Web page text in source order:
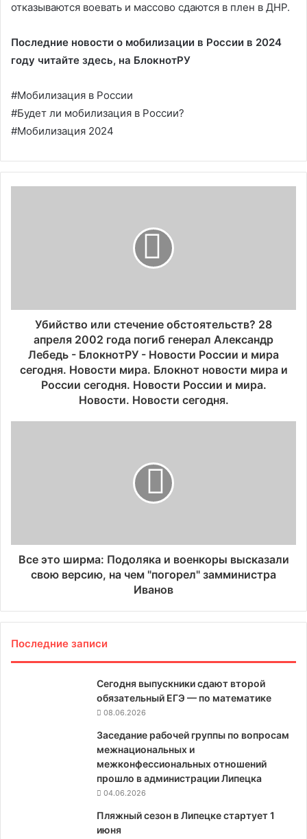
отказываются воевать и массово сдаются в плен в ДНР.
Последние новости о мобилизации в России в 2024
году читайте здесь, на БлокнотРУ
#Мобилизация в России
#Будет ли мобилизация в России?
#Мобилизация 2024
Убийство или стечение обстоятельств? 28
апреля 2002 года погиб генерал Александр
Лебедь - БлокнотРУ - Новости России и мира
сегодня. Новости мира. Блокнот новости мира и
России сегодня. Новости России и мира.
Новости. Новости сегодня.
Все это ширма: Подоляка и военкоры высказали
свою версию, на чем "погорел" замминистра
Иванов
Последние записи
Сегодня выпускники сдают второй
обязательный ЕГЭ — по математике
08.06.2026
Заседание рабочей группы по вопросам
межнациональных и
межконфессиональных отношений
прошло в администрации Липецка
04.06.2026
Пляжный сезон в Липецке стартует 1
июня